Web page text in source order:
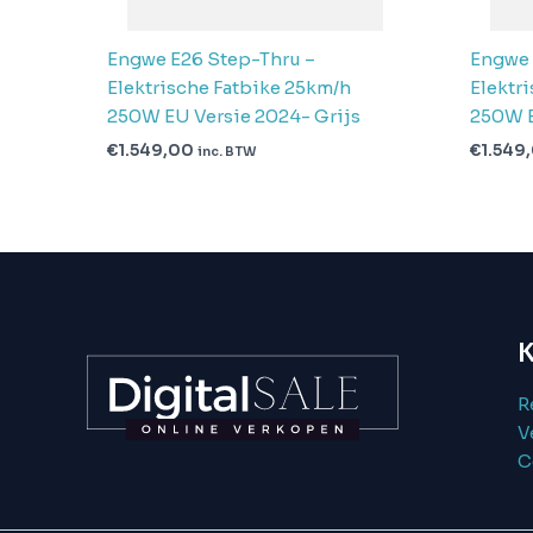
Engwe E26 Step-Thru –
Elektrische Fatbike 25km/h
250W EU Versie 2024- Grijs
€1.549,00 inc. BTW
250W
€